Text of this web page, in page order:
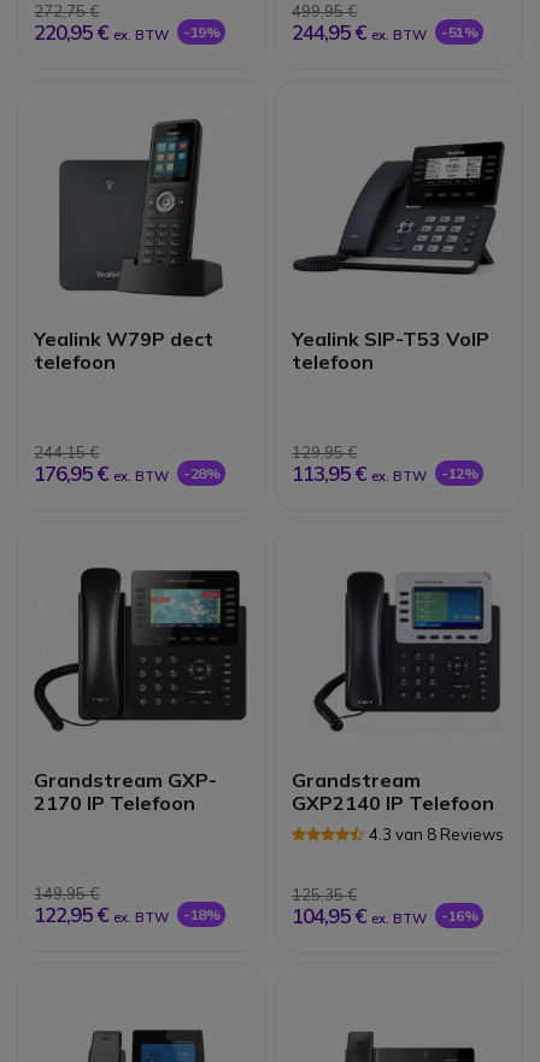
272,75 €
220,95 € ex. BTW -19%
499,95 €
244,95 € ex. BTW -51%
Yealink W79P dect
telefoon
244,15 €
176,95 € ex. BTW -28%
Yealink SIP-T53 VoIP
telefoon
129,95 €
113,95 € ex. BTW -12%
Grandstream GXP-
2170 IP Telefoon
149,95 €
122,95 € ex. BTW -18%
Grandstream
GXP2140 IP Telefoon
4.3 van 8 Reviews
125,35 €
104,95 € ex. BTW -16%